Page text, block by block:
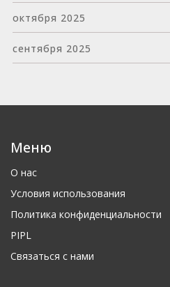
октября 2025
сентября 2025
Меню
О нас
Условия использования
Политика конфиденциальности
PIPL
Связаться с нами